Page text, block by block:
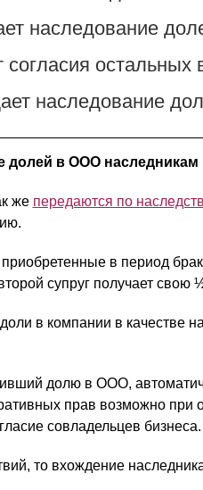
наследование
согласия
наследование
долей в ООО наследникам
же передаются по
в период
супруг получает
в компании в качестве
долю в ООО,
прав возможно при
совладельцев бизнеса.
то вхождение